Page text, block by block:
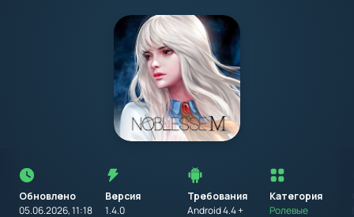
Обновлено
05.06.2026, 11:18
Версия
1.4.0
Требования
Android 4.4 +
установкой
приложения
на
устройство
Категория
Ролевые